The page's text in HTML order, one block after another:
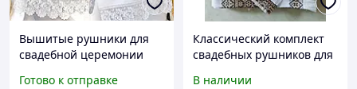
Вышитые рушники для
свадебной церемонии
Готово к отправке
Классический комплект
свадебных рушников для
В наличии